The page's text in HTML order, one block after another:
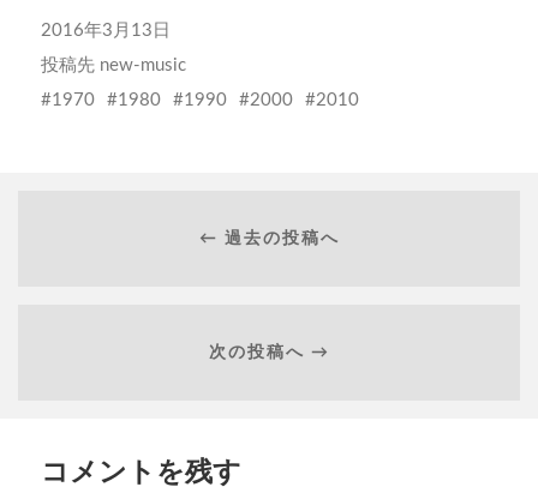
2016年3月13日
投稿先 new-music
1970
1980 1990 2000 2010
← 過去の投稿へ
次の投稿へ →
コメントを残す